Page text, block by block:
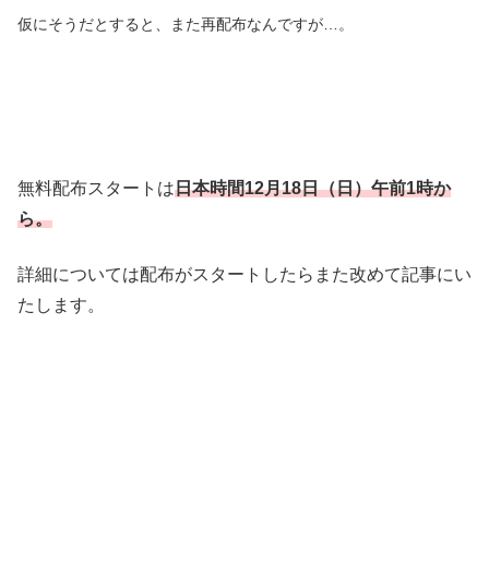
仮にそうだとすると、また再配布なんですが…。
無料配布スタートは日本時間12月18日（日）午前1時か
ら。
詳細については配布がスタートしたらまた改めて記事にい
たします。